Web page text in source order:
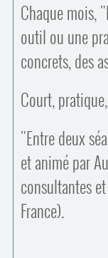
Chaque mois,
outil ou une
concrets, des
Court,
"Entre deux
et animé par
consultantes
France).